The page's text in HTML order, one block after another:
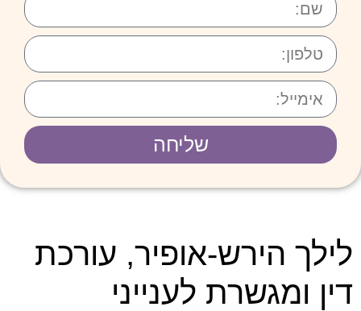
שליחה
לילך הירש-אופיר, עורכת
דין ומגשרת לענייני